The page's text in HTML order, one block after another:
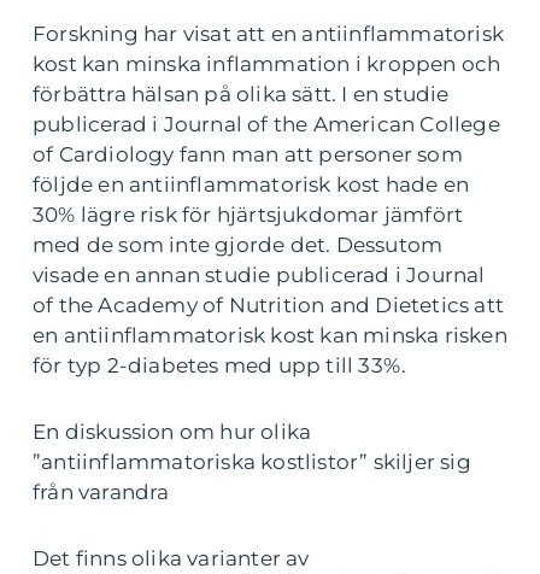
Forskning har visat att en antiinflammatorisk
kost kan minska inflammation i kroppen och
förbättra hälsan på olika sätt. I en studie
publicerad i Journal of the American College
of Cardiology fann man att personer som
följde en antiinflammatorisk kost hade en
30% lägre risk för hjärtsjukdomar jämfört
med de som inte gjorde det. Dessutom
visade en annan studie publicerad i Journal
of the Academy of Nutrition and Dietetics att
en antiinflammatorisk kost kan minska risken
för typ 2-diabetes med upp till 33%.
En diskussion om hur olika
”antiinflammatoriska kostlistor” skiljer sig
från varandra
Det finns olika varianter av